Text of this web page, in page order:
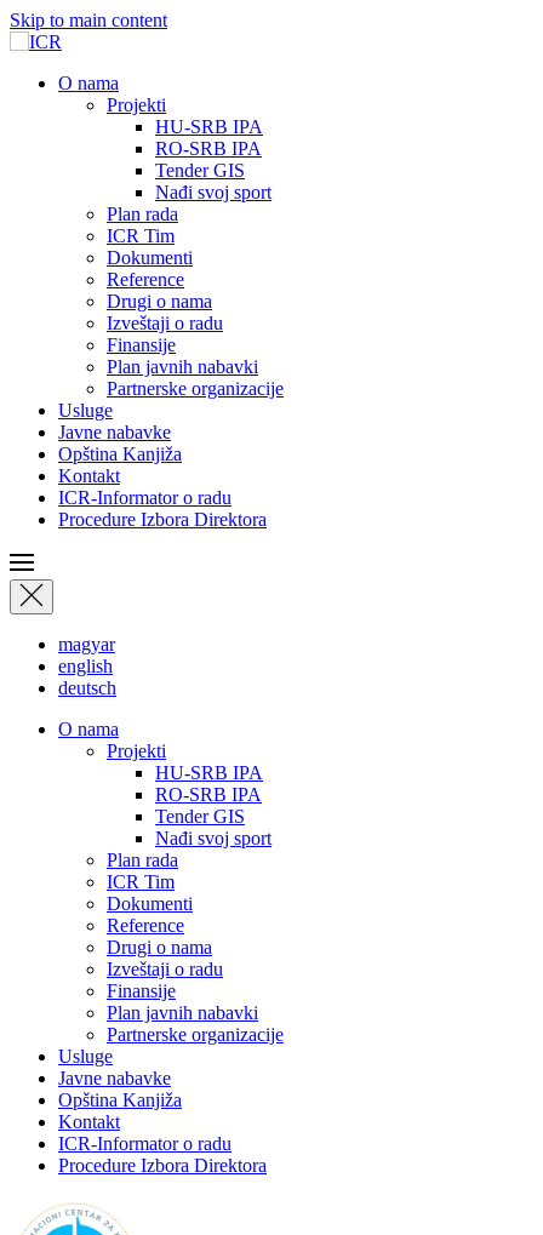
Skip to main content
О nama
Projekti
HU-SRB IPA
RO-SRB IPA
Tender GIS
Nađi svoj sport
Plan rada
ICR Tim
Dokumenti
Reference
Drugi o nama
Izveštaji o radu
Finansije
Plan javnih nabavki
Partnerske organizacije
Usluge
Javne nabavke
Opština Kanjiža
Kontakt
ICR-Informator o radu
Procedure Izbora Direktora
magyar
english
deutsch
О nama
Projekti
HU-SRB IPA
RO-SRB IPA
Tender GIS
Nađi svoj sport
Plan rada
ICR Tim
Dokumenti
Reference
Drugi o nama
Izveštaji o radu
Finansije
Plan javnih nabavki
Partnerske organizacije
Usluge
Javne nabavke
Opština Kanjiža
Kontakt
ICR-Informator o radu
Procedure Izbora Direktora